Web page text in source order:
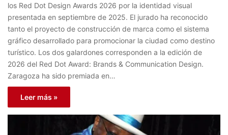
los Red Dot Design Awards 2026 por la identidad visual
presentada en septiembre de 2025. El jurado ha reconocido
tanto el proyecto de construcción de marca como el sistema
gráfico desarrollado para promocionar la ciudad como destino
turístico. Los dos galardones corresponden a la edición de
2026 del Red Dot Award: Brands & Communication Design.
Zaragoza ha sido premiada en…
Leer más »